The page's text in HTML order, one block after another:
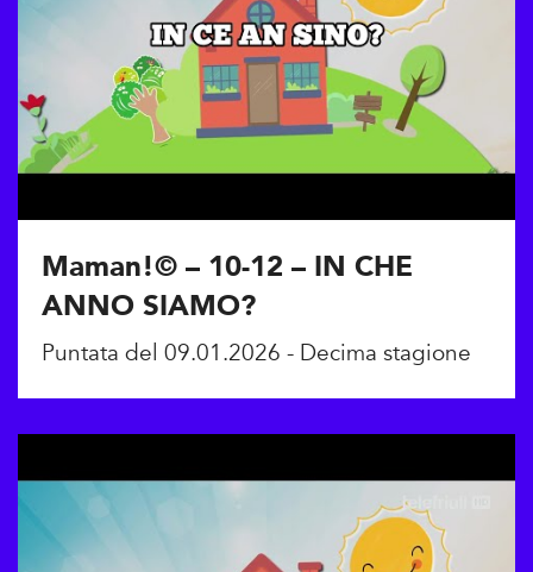
Maman!© – 10-12 – IN CHE
ANNO SIAMO?
Puntata del 09.01.2026 - Decima stagione